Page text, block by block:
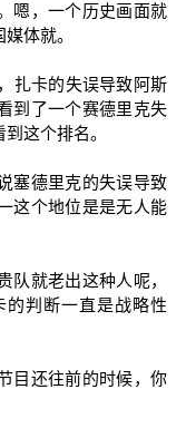
嗯，一个历史画面就
体就。
扎卡的失误导致阿斯
到了一个赛德里克失
这个排名。
塞德里克的失误导致
这个地位是是无人能
队就老出这种人呢，
的判断一直是战略性
目还往前的时候，你